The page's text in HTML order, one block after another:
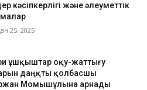
кәсіпкерлігі және әлеуметтік
25, 2025
ұшқыштар оқу-жаттығу
даңқты қолбасшы
Момышұлына арнады